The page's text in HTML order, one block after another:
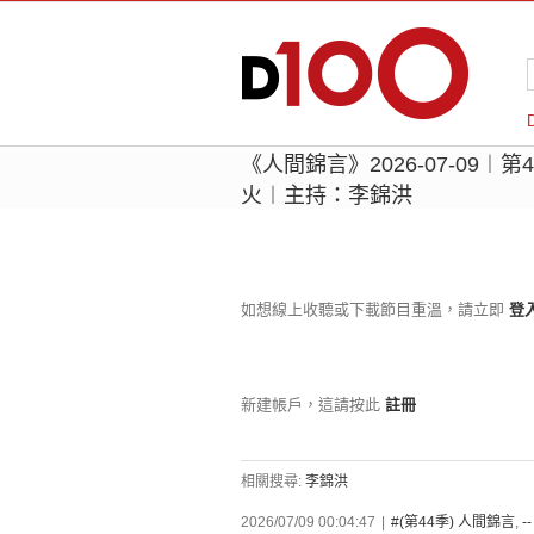
《人間錦言》2026-07-09︱
火︱主持：李錦洪
如想線上收聽或下載節目重溫，請立即 登
新建帳戶，這請按此 註冊
相關搜尋: 李錦洪
2026/07/09 00:04:47 #(第44季) 人間錦言,